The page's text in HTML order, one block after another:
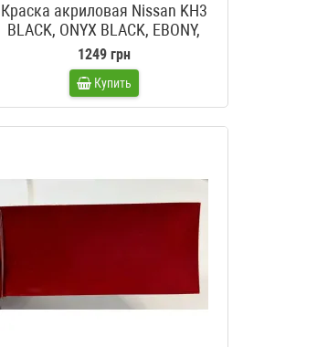
Краска акриловая Nissan KH3
BLACK, ONYX BLACK, EBONY,
SUPER BLACK, BLACK OBSIDIAN,
ECLIPSE BLACK, PRETO
PREMIUM, INFINITE BLACK,
BOSTON BLACK
1249 грн
Купить